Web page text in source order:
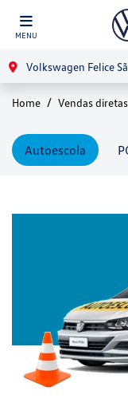
MENU
Volkswagen Felice
Home Vendas diretas
Autoescola